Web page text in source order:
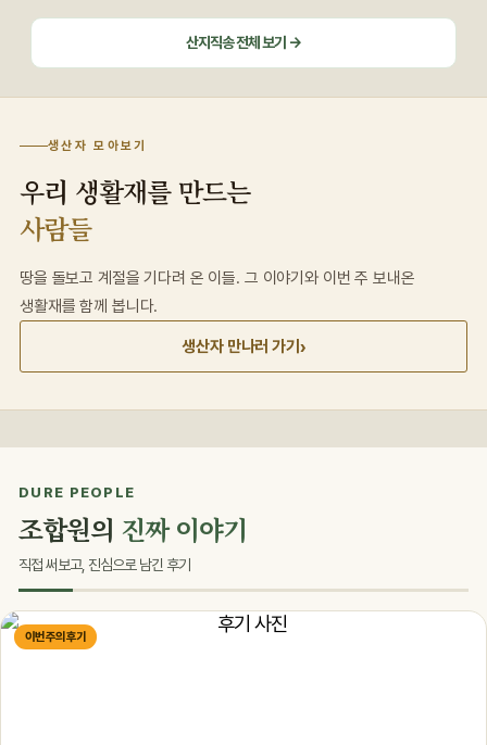
산지직송 전체 보기 →
생산자 모아보기
우리 생활재를 만드는
사람들
땅을 돌보고 계절을 기다려 온 이들. 그 이야기와 이번 주 보내온
생활재를 함께 봅니다.
생산자 만나러 가기 ›
DURE PEOPLE
조합원의 진짜 이야기
직접 써보고, 진심으로 남긴 후기
이번 주의 후기